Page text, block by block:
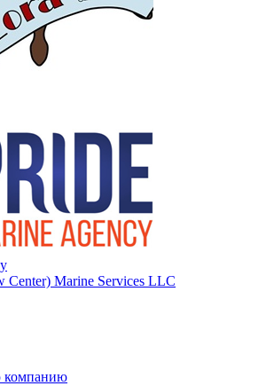
Center) Marine Services LLC
компанию